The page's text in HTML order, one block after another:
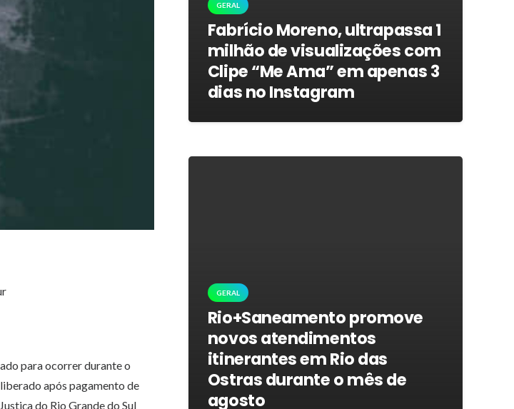
para ocorrer durante o
após pagamento de
do Rio Grande do Sul
GERAL
Fabrício Moreno, ultrapassa 1
milhão de visualizações com
Clipe “Me Ama” em apenas 3
dias no Instagram
GERAL
Rio+Saneamento promove
novos atendimentos
itinerantes em Rio das
Ostras durante o mês de
agosto